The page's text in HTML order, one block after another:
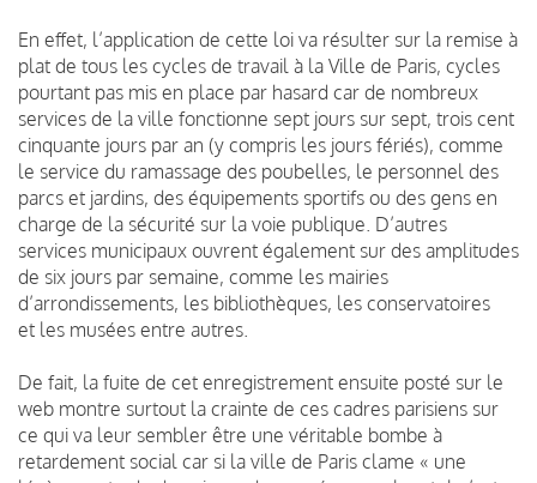
En effet, l’application de cette loi va résulter sur la remise à
plat de tous les cycles de travail à la Ville de Paris, cycles
pourtant pas mis en place par hasard car de nombreux
services de la ville fonctionne sept jours sur sept, trois cent
cinquante jours par an (y compris les jours fériés), comme
le service du ramassage des poubelles, le personnel des
parcs et jardins, des équipements sportifs ou des gens en
charge de la sécurité sur la voie publique. D’autres
services municipaux ouvrent également sur des amplitudes
de six jours par semaine, comme les mairies
d’arrondissements, les bibliothèques, les conservatoires
et les musées entre autres.
De fait, la fuite de cet enregistrement ensuite posté sur le
web montre surtout la crainte de ces cadres parisiens sur
ce qui va leur sembler être une véritable bombe à
retardement social car si la ville de Paris clame « une